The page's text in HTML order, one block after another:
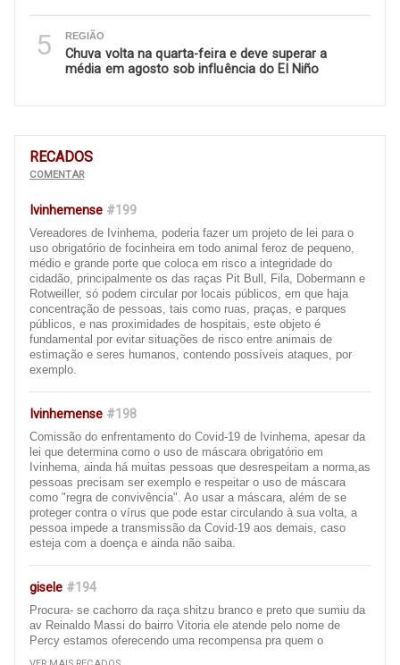
5 REGIÃO
Chuva volta na quarta-feira e deve superar a
média em agosto sob influência do El Niño
RECADOS
COMENTAR
Ivinhemense #199
Vereadores de Ivinhema, poderia fazer um projeto de lei para o
uso obrigatório de focinheira em todo animal feroz de pequeno,
médio e grande porte que coloca em risco a integridade do
cidadão, principalmente os das raças Pit Bull, Fila, Dobermann e
Rotweiller, só podem circular por locais públicos, em que haja
concentração de pessoas, tais como ruas, praças, e parques
públicos, e nas proximidades de hospitais, este objeto é
fundamental por evitar situações de risco entre animais de
estimação e seres humanos, contendo possíveis ataques, por
exemplo.
Ivinhemense #198
Comissão do enfrentamento do Covid-19 de Ivinhema, apesar da
lei que determina como o uso de máscara obrigatório em
Ivinhema, ainda há muitas pessoas que desrespeitam a norma,as
pessoas precisam ser exemplo e respeitar o uso de máscara
como "regra de convivência". Ao usar a máscara, além de se
proteger contra o vírus que pode estar circulando à sua volta, a
pessoa impede a transmissão da Covid-19 aos demais, caso
esteja com a doença e ainda não saiba.
gisele #194
Procura- se cachorro da raça shitzu branco e preto que sumiu da
av Reinaldo Massi do bairro Vitoria ele atende pelo nome de
Percy estamos oferecendo uma recompensa pra quem o